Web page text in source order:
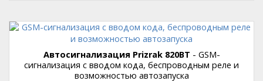
Автосигнализация Prizrak 820BT - GSM-
сигнализация с вводом кода, беспроводным реле и
возможностью автозапуска